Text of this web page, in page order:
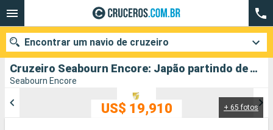
Cruzeiro Seabourn Encore: Japão partindo de Tokyo
Seabourn Encore
+ 65 fotos
US$ 19,910
Encontrar um navio de cruzeiro